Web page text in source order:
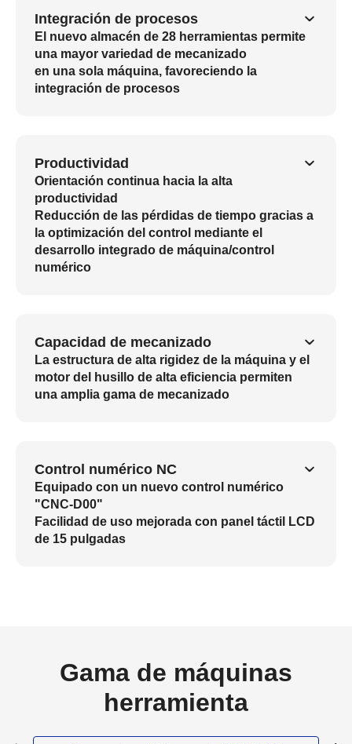
Integración de procesos
El nuevo almacén de 28 herramientas permite
una mayor variedad de mecanizado
en una sola máquina, favoreciendo la
integración de procesos
Productividad
Orientación continua hacia la alta
productividad
Reducción de las pérdidas de tiempo gracias a
la optimización del control mediante el
desarrollo integrado de máquina/control
numérico
Capacidad de mecanizado
La estructura de alta rigidez de la máquina y el
motor del husillo de alta eficiencia permiten
una amplia gama de mecanizado
Control numérico NC
Equipado con un nuevo control numérico
"CNC-D00"
Facilidad de uso mejorada con panel táctil LCD
de 15 pulgadas
Gama de máquinas
herramienta